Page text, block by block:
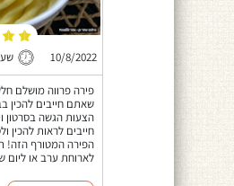
10/8/2022 שעה
פירה פרווה מושלם
הצעות הגשה בסרטון
חייבים לראות להכין
הפירה המטורף הזה!
לארוחת ערב או ליום